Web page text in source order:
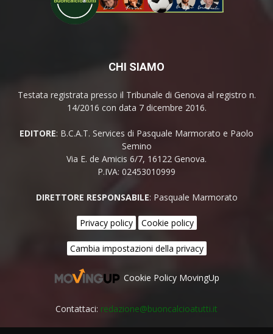
CHI SIAMO
Testata registrata presso il Tribunale di Genova al registro n.
14/2016 con data 7 dicembre 2016.
EDITORE: B.C.A.T. Services di Pasquale Marmorato e Paolo
Semino
Via E. de Amicis 6/7, 16122 Genova.
P.IVA: 02453010999
DIRETTORE RESPONSABILE: Pasquale Marmorato
Privacy policy Cookie policy
Cambia impostazioni della privacy
Cookie Policy MovingUp
Contattaci: redazione@buoncalcioatutti.it